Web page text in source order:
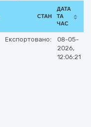
СТАН
ДАТА
ТА
ЧАС
Експортовано:
08-05-
2026,
12:06:21